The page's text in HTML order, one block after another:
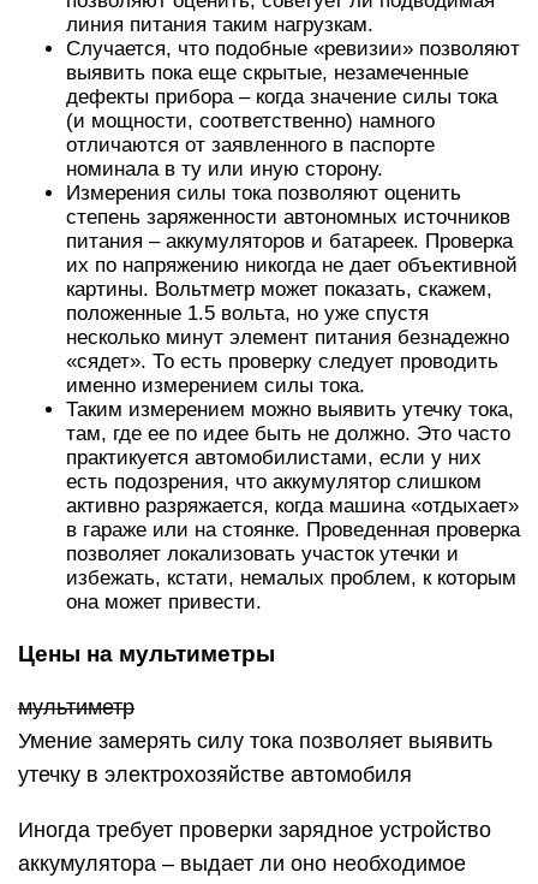
линия питания таким нагрузкам.
Случается, что подобные «ревизии» позволяют
выявить пока еще скрытые, незамеченные
дефекты прибора – когда значение силы тока
(и мощности, соответственно) намного
отличаются от заявленного в паспорте
номинала в ту или иную сторону.
Измерения силы тока позволяют оценить
степень заряженности автономных источников
питания – аккумуляторов и батареек. Проверка
их по напряжению никогда не дает объективной
картины. Вольтметр может показать, скажем,
положенные 1.5 вольта, но уже спустя
несколько минут элемент питания безнадежно
«сядет». То есть проверку следует проводить
именно измерением силы тока.
Таким измерением можно выявить утечку тока,
там, где ее по идее быть не должно. Это часто
практикуется автомобилистами, если у них
есть подозрения, что аккумулятор слишком
активно разряжается, когда машина «отдыхает»
в гараже или на стоянке. Проведенная проверка
позволяет локализовать участок утечки и
избежать, кстати, немалых проблем, к которым
она может привести.
Цены на мультиметры
мультиметр
Умение замерять силу тока позволяет выявить
утечку в электрохозяйстве автомобиля
Иногда требует проверки зарядное устройство
аккумулятора – выдает ли оно необходимое